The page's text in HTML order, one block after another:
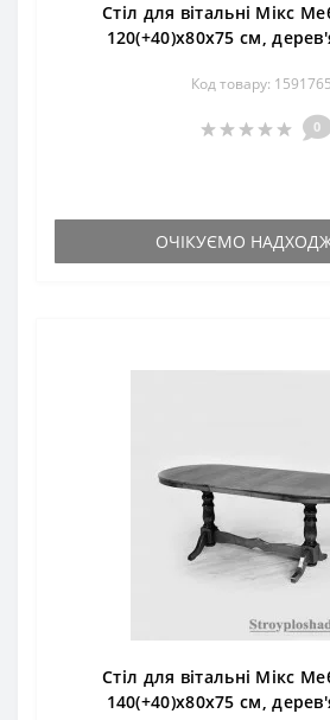
Стіл для вітальні Мікс
120(+40)х80х75 см,
Код товару:
0
ОЧІКУЄМО
Стіл для вітальні Мікс
140(+40)х80х75 см,